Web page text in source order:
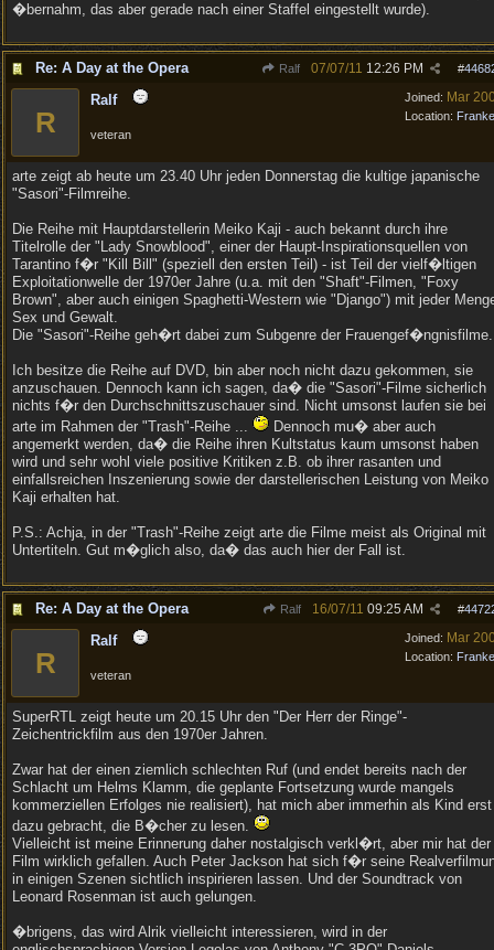
�bernahm, das aber gerade nach einer Staffel eingestellt wurde).
Re: A Day at the Opera Ralf #
07/07/11 12:26 PM
Joined: Mar
Location:
R
Ralf
veteran
arte zeigt ab heute um 23.40 Uhr jeden Donnerstag die kultige japanische
"Sasori"-Filmreihe.
Die Reihe mit Hauptdarstellerin Meiko Kaji - auch bekannt durch ihre
Titelrolle der "Lady Snowblood", einer der Haupt-Inspirationsquellen von
Tarantino f�r "Kill Bill" (speziell den ersten Teil) - ist Teil der vielf�ltigen
Exploitationwelle der 1970er Jahre (u.a. mit den "Shaft"-Filmen, "Foxy
Brown", aber auch einigen Spaghetti-Western wie "Django") mit jeder
Sex und Gewalt.
Die "Sasori"-Reihe geh�rt dabei zum Subgenre der Frauengef�ngnisfilme.
Ich besitze die Reihe auf DVD, bin aber noch nicht dazu gekommen, sie
anzuschauen. Dennoch kann ich sagen, da� die "Sasori"-Filme sicherlich
nichts f�r den Durchschnittszuschauer sind. Nicht umsonst laufen sie bei
arte im Rahmen der "Trash"-Reihe ...
Dennoch mu� aber auch
angemerkt werden, da� die Reihe ihren Kultstatus kaum umsonst haben
wird und sehr wohl viele positive Kritiken z.B. ob ihrer rasanten und
einfallsreichen Inszenierung sowie der darstellerischen Leistung von Meiko
Kaji erhalten hat.
P.S.: Achja, in der "Trash"-Reihe zeigt arte die Filme meist als Original mit
Untertiteln. Gut m�glich also, da� das auch hier der Fall ist.
Re: A Day at the Opera Ralf #
16/07/11 09:25 AM
Joined: Mar
Location:
R
Ralf
veteran
SuperRTL zeigt heute um 20.15 Uhr den "Der Herr der Ringe"-
Zeichentrickfilm aus den 1970er Jahren.
Zwar hat der einen ziemlich schlechten Ruf (und endet bereits nach der
Schlacht um Helms Klamm, die geplante Fortsetzung wurde mangels
kommerziellen Erfolges nie realisiert), hat mich aber immerhin als Kind erst
dazu gebracht, die B�cher zu lesen.
Vielleicht ist meine Erinnerung daher nostalgisch verkl�rt, aber mir hat der
Film wirklich gefallen. Auch Peter Jackson hat sich f�r seine
in einigen Szenen sichtlich inspirieren lassen. Und der Soundtrack von
Leonard Rosenman ist auch gelungen.
�brigens, das wird Alrik vielleicht interessieren, wird in der